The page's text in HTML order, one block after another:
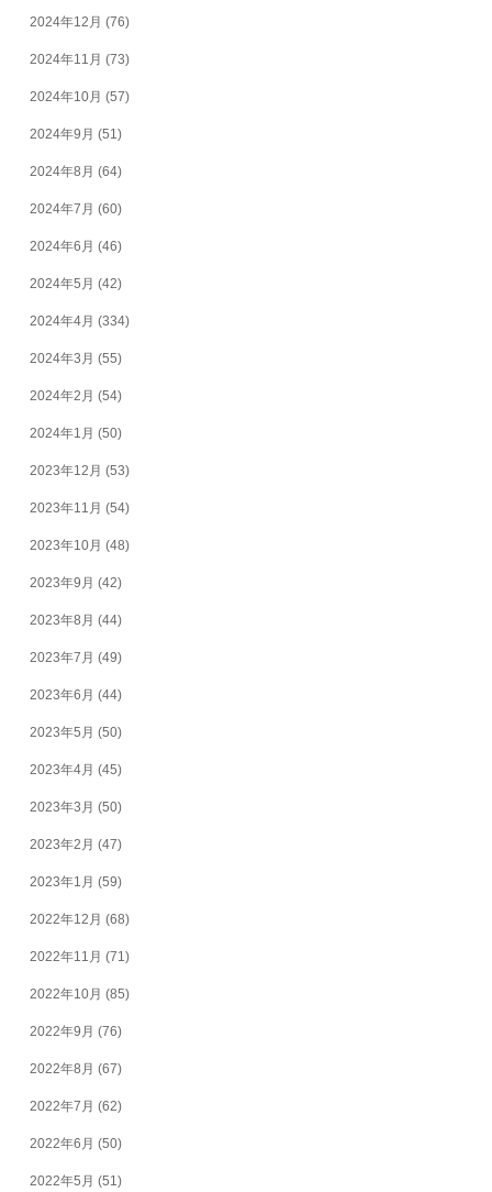
2024年12月 (76)
2024年11月 (73)
2024年10月 (57)
2024年9月 (51)
2024年8月 (64)
2024年7月 (60)
2024年6月 (46)
2024年5月 (42)
2024年4月 (334)
2024年3月 (55)
2024年2月 (54)
2024年1月 (50)
2023年12月 (53)
2023年11月 (54)
2023年10月 (48)
2023年9月 (42)
2023年8月 (44)
2023年7月 (49)
2023年6月 (44)
2023年5月 (50)
2023年4月 (45)
2023年3月 (50)
2023年2月 (47)
2023年1月 (59)
2022年12月 (68)
2022年11月 (71)
2022年10月 (85)
2022年9月 (76)
2022年8月 (67)
2022年7月 (62)
2022年6月 (50)
2022年5月 (51)